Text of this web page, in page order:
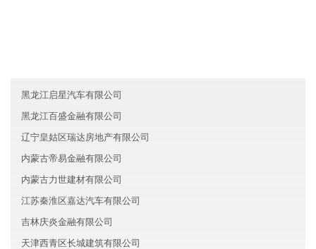
黑龙江启星汽车有限公司
黑龙江百盛金融有限公司
辽宁皇姑区瑞达房地产有限公司
内蒙古帝易金融有限公司
内蒙古力世建材有限公司
江苏秦淮区嘉达汽车有限公司
吉林庆炎金融有限公司
天津西青区长城建筑有限公司